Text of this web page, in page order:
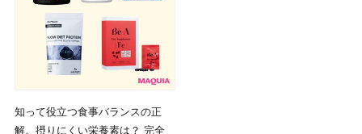
知って役立つ食事バランスの正
解。摂りにくい栄養素は？ 完全